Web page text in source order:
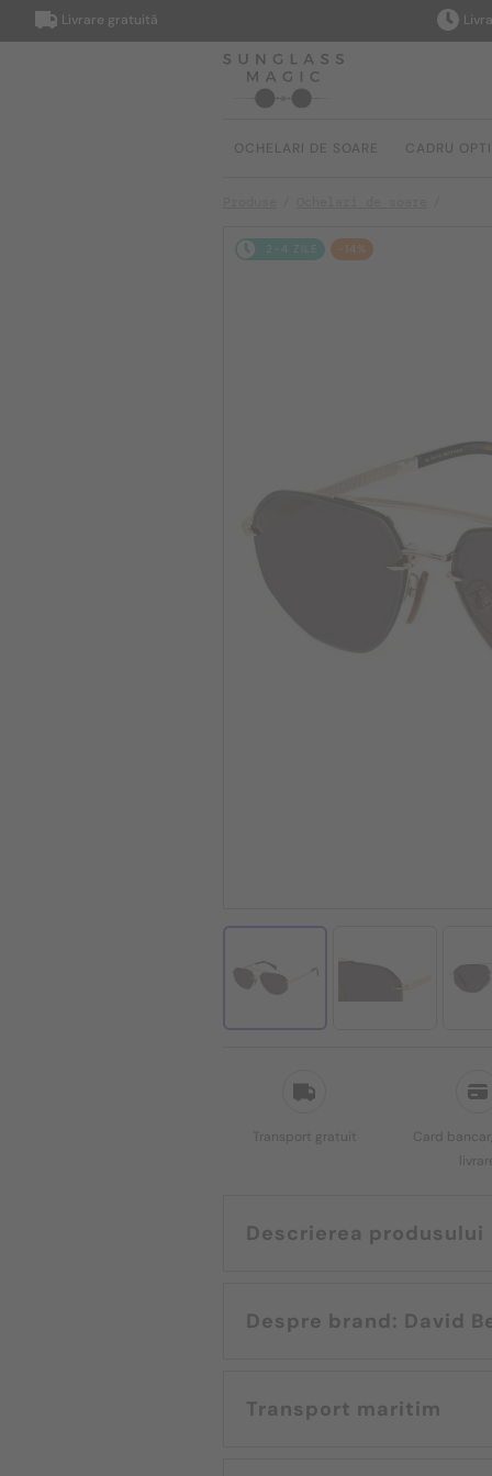
Livrare gratuită Livrare
OCHELARI DE SOARE CADRU
2-4 ZILE -14%
Transport gratuit
Card
Descrierea produsului
Despre brand:
Transport maritim